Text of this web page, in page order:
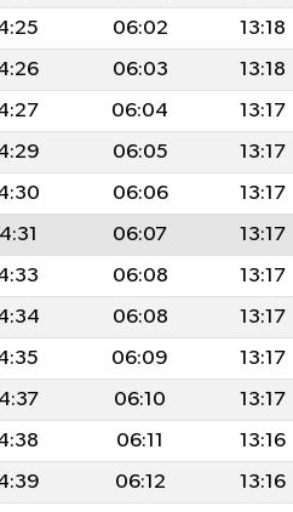
06:02 13:18
06:03 13:18
06:04 13:17
06:05 13:17
06:06 13:17
06:07 13:17
06:08 13:17
06:08 13:17
06:09 13:17
06:10 13:17
06:11 13:16
06:12 13:16